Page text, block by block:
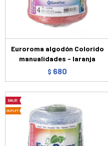
Euroroma algodón Colorido
manualidades - laranja
$ 680